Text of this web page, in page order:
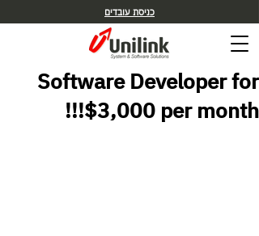
כניסת עובדים
Software Developer for
$3,000 per month!!!